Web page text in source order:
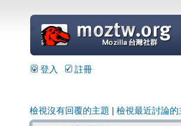
=
登入 註冊
檢視沒有回覆的主題 檢視最近討論的